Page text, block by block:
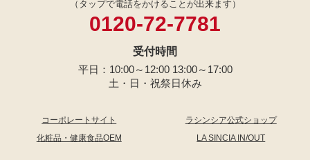
（タップで電話をかけることが出来ます）
0120-72-7781
受付時間
平日：10:00～12:00 13:00～17:00
土・日・祝祭日休み
コーポレートサイト
ラシンシア公式ショップ
化粧品・健康食品OEM
LA SINCIA IN/OUT